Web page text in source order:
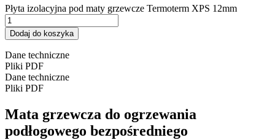
Płyta izolacyjna pod maty grzewcze Termoterm XPS 12mm
Dodaj do koszyka
Dane techniczne
Pliki PDF
Dane techniczne
Pliki PDF
Mata grzewcza do ogrzewania
podłogowego bezpośredniego